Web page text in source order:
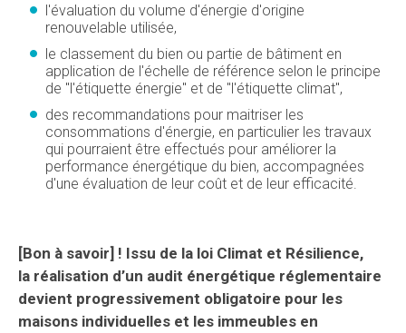
l'évaluation du volume d'énergie d'origine
renouvelable utilisée,
le classement du bien ou partie de bâtiment en
application de l'échelle de référence selon le principe
de "l'étiquette énergie" et de "l'étiquette climat",
des recommandations pour maitriser les
consommations d'énergie, en particulier les travaux
qui pourraient être effectués pour améliorer la
performance énergétique du bien, accompagnées
d'une évaluation de leur coût et de leur efficacité.
[Bon à savoir] ! Issu de la loi Climat et Résilience,
la réalisation d’un audit énergétique réglementaire
devient progressivement obligatoire pour les
maisons individuelles et les immeubles en